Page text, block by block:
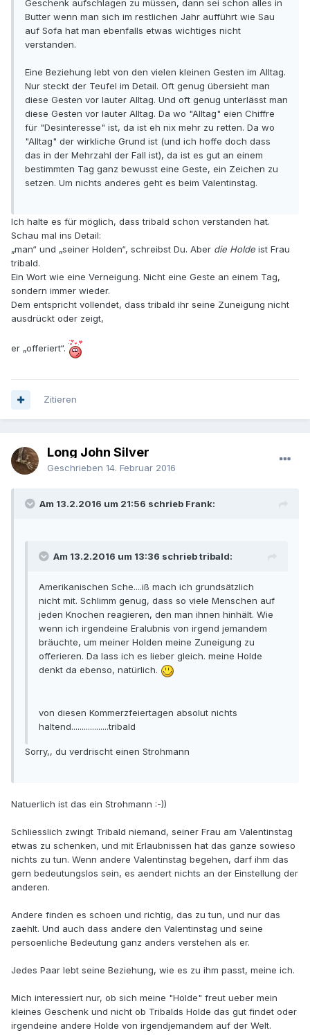
Geschenk aufschlagen zu müssen, dann sei schon alles in
Butter wenn man sich im restlichen Jahr aufführt wie Sau
auf Sofa hat man ebenfalls etwas wichtiges nicht
verstanden.
Eine Beziehung lebt von den vielen kleinen Gesten im Alltag.
Nur steckt der Teufel im Detail. Oft genug übersieht man
diese Gesten vor lauter Alltag. Und oft genug unterlässt man
diese Gesten vor lauter Alltag. Da wo "Alltag" eien Chiffre
für "Desinteresse" ist, da ist eh nix mehr zu retten. Da wo
"Alltag" der wirkliche Grund ist (und ich hoffe doch dass
das in der Mehrzahl der Fall ist), da ist es gut an einem
bestimmten Tag ganz bewusst eine Geste, ein Zeichen zu
setzen. Um nichts anderes geht es beim Valentinstag.
Ich halte es für möglich, dass tribald schon verstanden hat.
Schau mal ins Detail:
„man“ und „seiner Holden“, schreibst Du. Aber die Holde ist Frau
tribald.
Ein Wort wie eine Verneigung. Nicht eine Geste an einem Tag,
sondern immer wieder.
Dem entspricht vollendet, dass tribald ihr seine Zuneigung nicht
ausdrückt oder zeigt,
er „offeriert“.
Zitieren
Long John Silver
Geschrieben 14. Februar 2016
Am 13.2.2016 um 21:56 schrieb Frank:
Am 13.2.2016 um 13:36 schrieb tribald:
Amerikanischen Sche....iß mach ich grundsätzlich
nicht mit. Schlimm genug, dass so viele Menschen auf
jeden Knochen reagieren, den man ihnen hinhält. Wie
wenn ich irgendeine Eralubnis von irgend jemandem
bräuchte, um meiner Holden meine Zuneigung zu
offerieren. Da lass ich es lieber gleich. meine Holde
denkt da ebenso, natürlich.
von diesen Kommerzfeiertagen absolut nichts
haltend..................tribald
Sorry,, du verdrischt einen Strohmann
Natuerlich ist das ein Strohmann :-))
Schliesslich zwingt Tribald niemand, seiner Frau am Valentinstag
etwas zu schenken, und mit Erlaubnissen hat das ganze sowieso
nichts zu tun. Wenn andere Valentinstag begehen, darf ihm das
gern bedeutungslos sein, es aendert nichts an der Einstellung der
anderen.
Andere finden es schoen und richtig, das zu tun, und nur das
zaehlt. Und auch dass andere den Valentinstag und seine
persoenliche Bedeutung ganz anders verstehen als er.
Jedes Paar lebt seine Beziehung, wie es zu ihm passt, meine ich.
Mich interessiert nur, ob sich meine "Holde" freut ueber mein
kleines Geschenk und nicht ob Tribalds Holde das gut findet oder
irgendeine andere Holde von irgendjemandem auf der Welt.